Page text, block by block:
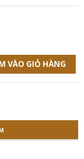
VÀO GIỎ HÀNG